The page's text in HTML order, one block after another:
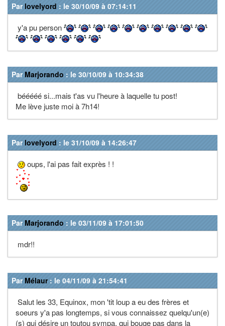
Par lovelyord : le 30/10/09 à 07:14:11
y'a pu person
Par Marjorando : le 30/10/09 à 10:34:38
bééééé si...mais t'as vu l'heure à laquelle tu post!
Me lève juste moi à 7h14!
Par lovelyord : le 31/10/09 à 14:26:47
oups, l'ai pas fait exprès ! !
Par Marjorando : le 03/11/09 à 17:01:50
mdr!!
Par Mélaur: le 04/11/09 à 21:54:41
Salut les 33, Equinox, mon 'tit loup a eu des frères et
soeurs y'a pas longtemps, si vous connaissez quelqu'un(e)
(s) qui désire un toutou sympa, qui bouge pas dans la